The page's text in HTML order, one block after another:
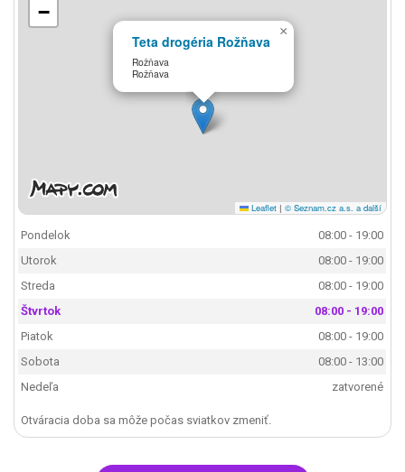
Teta drogéria Rožňava
Rožňava
Rožňava
×
−
Leaflet | © Seznam.cz a.s. a další
Pondelok
08:00 - 19:00
Utorok
08:00 - 19:00
Streda
08:00 - 19:00
Štvrtok
08:00 - 19:00
Piatok
08:00 - 19:00
Sobota
08:00 - 13:00
Nedeľa
zatvorené
Otváracia doba sa môže počas sviatkov zmeniť.